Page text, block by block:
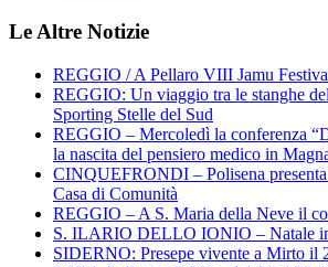
Le Altre Notizie
REGGIO / A Pellaro VIII Jamu
REGGIO: Un viaggio tra le stanghe
Sporting Stelle del Sud
REGGIO – Mercoledì la conferenza
la nascita del pensiero medico in
CINQUEFRONDI – Polisena
Casa di Comunità
REGGIO – A S. Maria della Neve il
S. ILARIO DELLO IONIO – Natale
SIDERNO: Presepe vivente a Mirto il